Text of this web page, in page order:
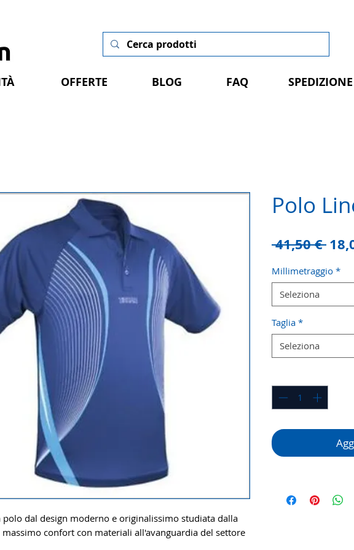
SPEDIZIONE
FAQ
BLOG
OFFERTE
polo dal design moderno e originalissimo studiata dalla
confort con materiali all'avanguardia del settore
Polo
41,50 €
Millimetraggio *
Seleziona
Taglia *
Seleziona